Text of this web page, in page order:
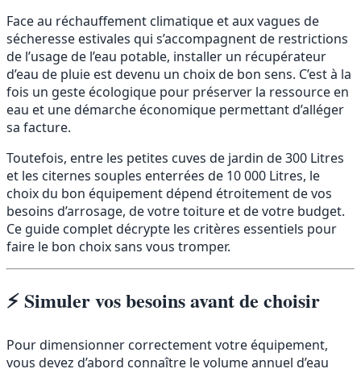
Face au réchauffement climatique et aux vagues de
sécheresse estivales qui s’accompagnent de restrictions
de l’usage de l’eau potable, installer un récupérateur
d’eau de pluie est devenu un choix de bon sens. C’est à la
fois un geste écologique pour préserver la ressource en
eau et une démarche économique permettant d’alléger
sa facture.
Toutefois, entre les petites cuves de jardin de 300 Litres
et les citernes souples enterrées de 10 000 Litres, le
choix du bon équipement dépend étroitement de vos
besoins d’arrosage, de votre toiture et de votre budget.
Ce guide complet décrypte les critères essentiels pour
faire le bon choix sans vous tromper.
⚡ Simuler vos besoins avant de choisir
Pour dimensionner correctement votre équipement,
vous devez d’abord connaître le volume annuel d’eau